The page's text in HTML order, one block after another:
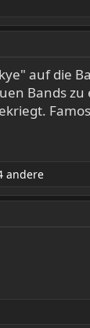
auf die
Bands
andere